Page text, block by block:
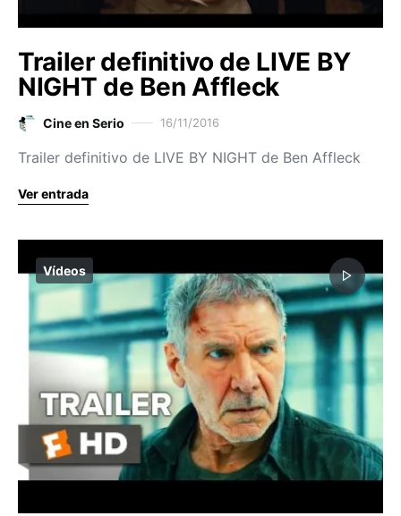
Trailer definitivo de LIVE BY
NIGHT de Ben Affleck
Cine en Serio 16/11/2016
Trailer definitivo de LIVE BY NIGHT de Ben Affleck
Ver entrada
Vídeos